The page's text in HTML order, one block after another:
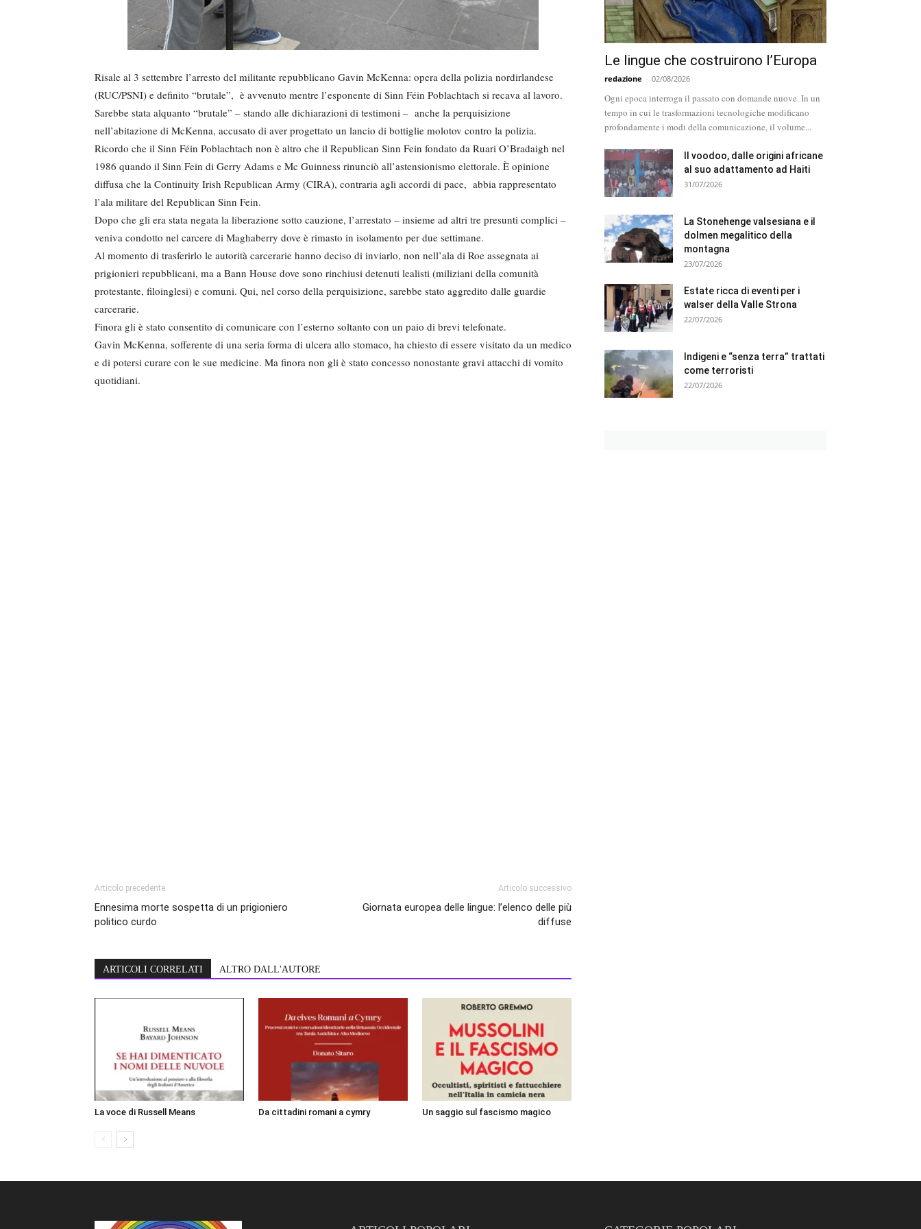
Risale al 3 settembre l’arresto del militante repubblicano Gavin McKenna: opera della polizia nordirlandese
(RUC/PSNI) e definito “brutale”, è avvenuto mentre l’esponente di Sinn Féin Poblachtach si recava al lavoro.
Sarebbe stata alquanto “brutale” – stando alle dichiarazioni di testimoni – anche la perquisizione
nell’abitazione di McKenna, accusato di aver progettato un lancio di bottiglie molotov contro la polizia.
Ricordo che il Sinn Féin Poblachtach non è altro che il Republican Sinn Fein fondato da Ruari O’Bradaigh nel
1986 quando il Sinn Fein di Gerry Adams e Mc Guinness rinunciò all’astensionismo elettorale. È opinione
diffusa che la Continuity Irish Republican Army (CIRA), contraria agli accordi di pace, abbia rappresentato
l’ala militare del Republican Sinn Fein.
Dopo che gli era stata negata la liberazione sotto cauzione, l’arrestato – insieme ad altri tre presunti complici –
veniva condotto nel carcere di Maghaberry dove è rimasto in isolamento per due settimane.
Al momento di trasferirlo le autorità carcerarie hanno deciso di inviarlo, non nell’ala di Roe assegnata ai
prigionieri repubblicani, ma a Bann House dove sono rinchiusi detenuti lealisti (miliziani della comunità
protestante, filoinglesi) e comuni. Qui, nel corso della perquisizione, sarebbe stato aggredito dalle guardie
carcerarie.
Finora gli è stato consentito di comunicare con l’esterno soltanto con un paio di brevi telefonate.
Gavin McKenna, sofferente di una seria forma di ulcera allo stomaco, ha chiesto di essere visitato da un medico
e di potersi curare con le sue medicine. Ma finora non gli è stato concesso nonostante gravi attacchi di vomito
quotidiani.
Articolo precedente
Ennesima morte sospetta di un prigioniero
politico curdo
Articolo successivo
Giornata europea delle lingue: l’elenco delle più
diffuse
ARTICOLI CORRELATI ALTRO DALL'AUTORE
La voce di Russell Means Da cittadini romani a cymry Un saggio sul fascismo magico
Le lingue che costruirono l’Europa
redazione - 02/08/2026
Ogni epoca interroga il passato con domande nuove. In un
tempo in cui le trasformazioni tecnologiche modificano
profondamente i modi della comunicazione, il volume...
Il voodoo, dalle origini africane
al suo adattamento ad Haiti
31/07/2026
La Stonehenge valsesiana e il
dolmen megalitico della
montagna
23/07/2026
Estate ricca di eventi per i
walser della Valle Strona
22/07/2026
Indigeni e “senza terra” trattati
come terroristi
22/07/2026